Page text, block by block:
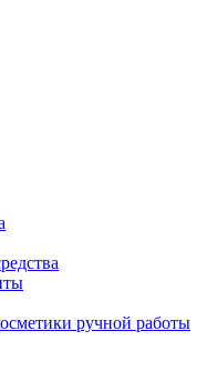
ручной работы